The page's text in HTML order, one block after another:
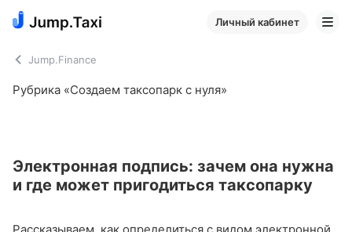
Личный кабинет
Jump.Finance
Рубрика «Создаем таксопарк с нуля»
Электронная подпись: зачем она нужна
и где может пригодиться таксопарку